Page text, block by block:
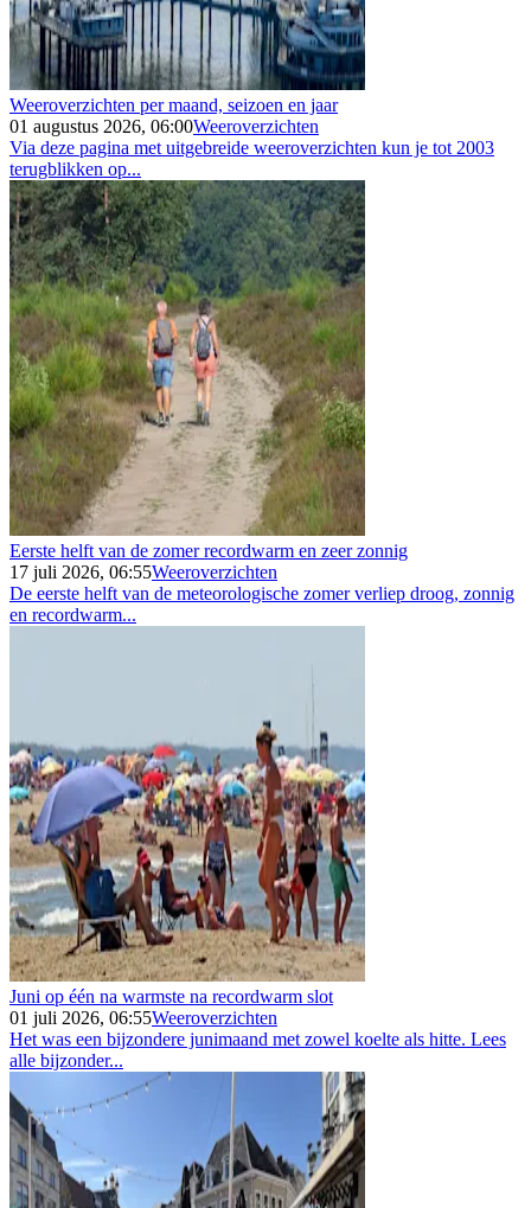
Weeroverzichten per maand, seizoen en jaar
01 augustus 2026, 06:00Weeroverzichten
Via deze pagina met uitgebreide weeroverzichten kun je tot 2003
terugblikken op...
Eerste helft van de zomer recordwarm en zeer zonnig
17 juli 2026, 06:55Weeroverzichten
De eerste helft van de meteorologische zomer verliep droog, zonnig
en recordwarm...
Juni op één na warmste na recordwarm slot
01 juli 2026, 06:55Weeroverzichten
Het was een bijzondere junimaand met zowel koelte als hitte. Lees
alle bijzonder...